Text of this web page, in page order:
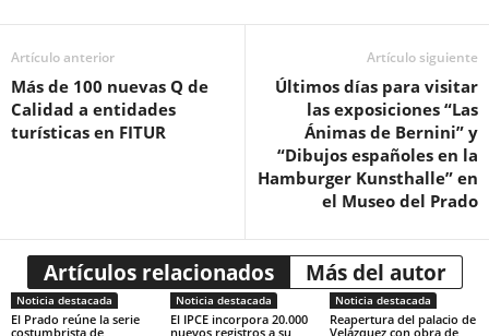
Artículo anterior
Más de 100 nuevas Q de
Calidad a entidades
turísticas en FITUR
Artículo siguiente
Últimos días para visitar
las exposiciones “Las
Ánimas de Bernini” y
“Dibujos españoles en la
Hamburger Kunsthalle” en
el Museo del Prado
Artículos relacionados Más del autor
Noticia destacada
El Prado reúne la serie
costumbrista de
Noticia destacada
El IPCE incorpora 20.000
nuevos registros a su
Noticia destacada
Reapertura del palacio de
Velázquez con obra de